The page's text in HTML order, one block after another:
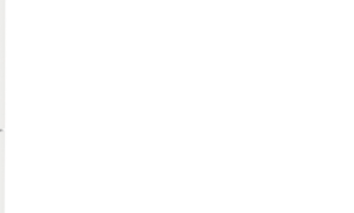
a mrazničky s EasyFresh a NoFrost
s EasyFresh a...